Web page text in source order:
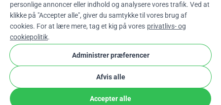
Daarrow_drop_down
★★★★★4,9 / 5 baseret på 500+ anmeldelser
Privatliv og cookies
Vilkår og betingelser
stripe checkVerificeret Partner
personlige annoncer eller indhold og analysere vores trafik. Ved at
klikke på "Accepter alle", giver du samtykke til vores brug af
cookies. For at lære mere, tag et kig på vores privatlivs- og
cookiepolitik.
Administrer præferencer
Afvis alle
Accepter alle